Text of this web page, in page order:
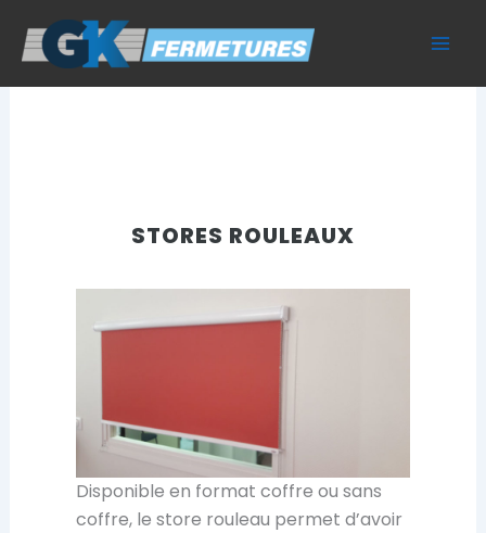
contenu
STORES ROULEAUX
Disponible en format coffre ou sans
coffre, le store rouleau permet d’avoir